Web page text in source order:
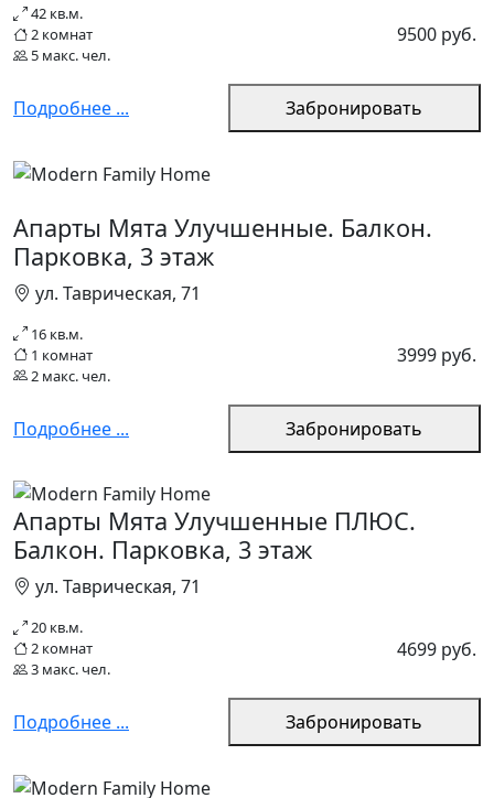
42 кв.м.
2 комнат
5 макс. чел.
9500 руб.
Подробнее ... Забронировать
Апарты Мята Улучшенные. Балкон.
Парковка, 3 этаж
ул. Таврическая, 71
16 кв.м.
1 комнат
2 макс. чел.
3999 руб.
Подробнее ... Забронировать
Апарты Мята Улучшенные ПЛЮС.
Балкон. Парковка, 3 этаж
ул. Таврическая, 71
20 кв.м.
2 комнат
3 макс. чел.
4699 руб.
Подробнее ... Забронировать